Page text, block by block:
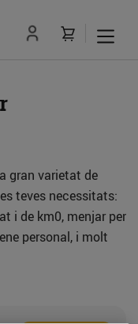
gran varietat de
teves necessitats:
i de km0, menjar per
personal, i molt